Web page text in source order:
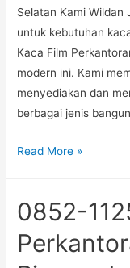
Selatan
Selatan Kami Wildan
untuk kebutuhan
Kaca Film
modern ini. Kami
menyediakan dan
berbagai jenis
0852-
Kaca
Film
Perkantoran
Read More »
0852-